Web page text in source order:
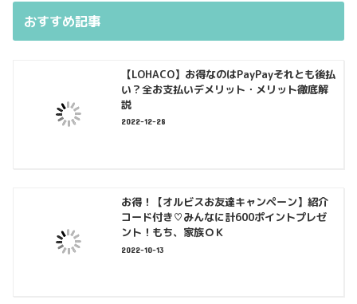
おすすめ記事
【LOHACO】お得なのはPayPayそれとも後払
い？全お支払いデメリット・メリット徹底解
説
2022-12-28
お得！【オルビスお友達キャンペーン】紹介
コード付き♡みんなに計600ポイントプレゼ
ント！もち、家族ＯＫ
2022-10-13